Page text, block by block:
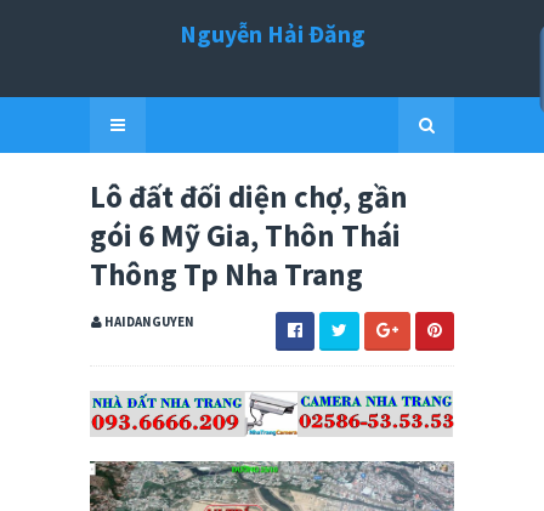
Nguyễn Hải Đăng
Lô đất đối diện chợ, gần
gói 6 Mỹ Gia, Thôn Thái
Thông Tp Nha Trang
HAIDANGUYEN